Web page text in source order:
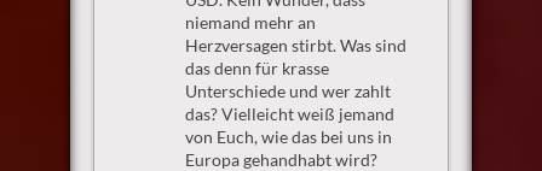
niemand mehr an
Herzversagen stirbt. Was sind
das denn für krasse
Unterschiede und wer zahlt
das? Vielleicht weiß jemand
von Euch, wie das bei uns in
Europa gehandhabt wird?